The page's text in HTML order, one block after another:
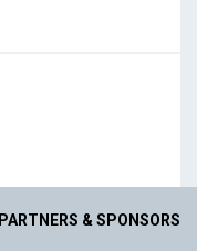
PARTNERS & SPONSORS